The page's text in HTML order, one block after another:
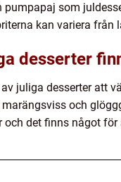
som
kan variera
desserter
juliga desserter att
och
det finns något för